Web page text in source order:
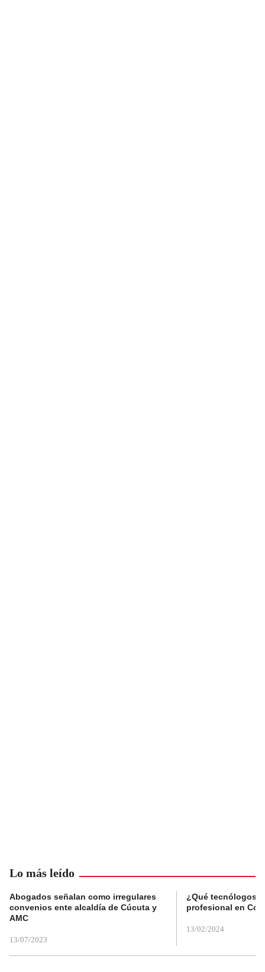
Lo más leído
Abogados señalan como irregulares
convenios ente alcaldía de Cúcuta y
AMC
13/07/2023
¿Qué tecnólogos
profesional en
13/02/2024